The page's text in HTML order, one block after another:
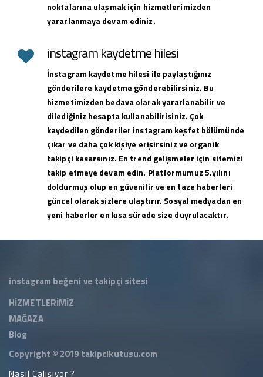
noktalarına ulaşmak için hizmetlerimizden
yararlanmaya devam ediniz.
instagram kaydetme hilesi
İnstagram kaydetme hilesi ile paylaştığınız
gönderilere kaydetme gönderebilirsiniz. Bu
hizmetimizden bedava olarak yararlanabilir ve
dilediğiniz hesapta kullanabilirisiniz. Çok
kaydedilen gönderiler instagram keşfet bölümünde
çıkar ve daha çok kişiye erişirsiniz ve organik
takipçi kasarsınız. En trend gelişmeler için sitemizi
takip etmeye devam edin. Platformumuz 5.yılını
doldurmuş olup en güvenilir ve en taze haberleri
güncel olarak sizlere ulaştırır. Sosyal medyadan en
yeni haberler en kısa sürede size duyrulacaktır.
instagram beğeni ve takipçi sitesi
HİZMETLERİMİZ
MAĞAZA
Blog
Copyright © 2019 takipcikutusu.com
Nasıl Çalışıyor ?